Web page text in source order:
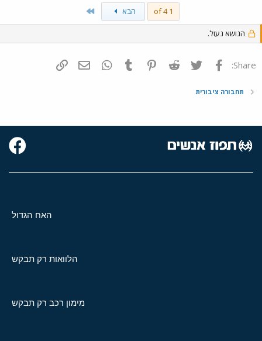
1 of 4 הבא
הנושא נעול.
Share: פייסבוק Twitter
Reddit
Pinterest
Tumblr
WhatsAppדואר אלקטרוני
תחבורה ציבורית
האח הגדול
הלוואות רק תבקש
מימון רכב רק תבקש